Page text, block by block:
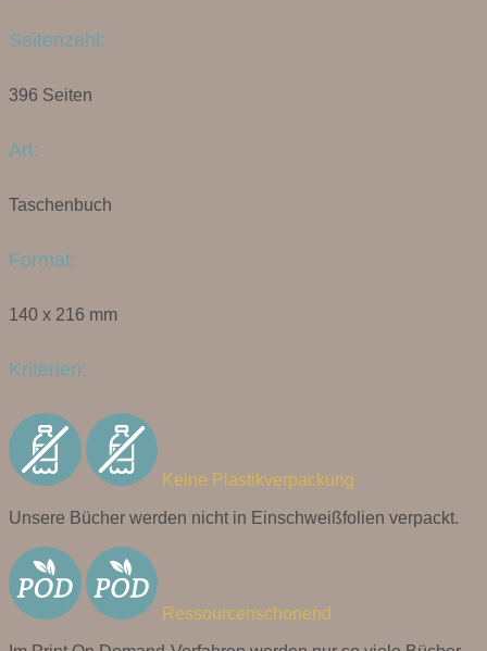
Seitenzahl:
396 Seiten
Art:
Taschenbuch
Format:
140 x 216 mm
Kriterien:
Keine Plastikverpackung
Unsere Bücher werden nicht in Einschweißfolien verpackt.
Ressourcenschonend